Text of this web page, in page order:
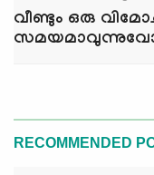
വീണ്ടും ഒരു
RECOMMENDED